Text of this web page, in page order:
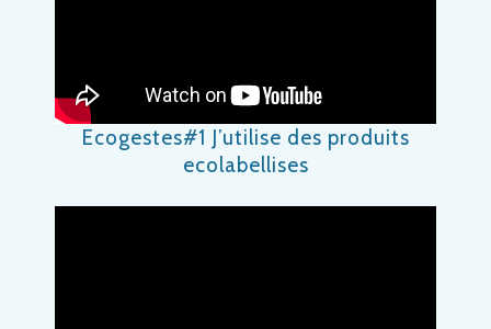
Ecogestes#1 J’utilise des produits
ecolabellises